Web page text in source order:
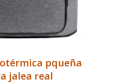
pqueña
jalea real